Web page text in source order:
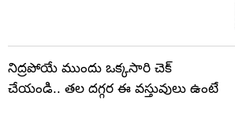
నిద్రపోయే ముందు ఒక్కసారి చెక్
చేయండి.. తల దగ్గర ఈ వస్తువులు ఉంటే